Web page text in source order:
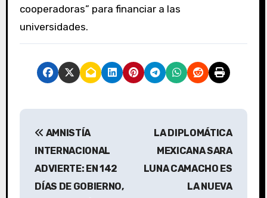
cooperadoras” para financiar a las
universidades.
N
AMNISTÍA
INTERNACIONAL
ADVIERTE: EN 142
DÍAS DE GOBIERNO,
LA DIPLOMÁTICA
MEXICANA SARA
LUNA CAMACHO ES
LA NUEVA